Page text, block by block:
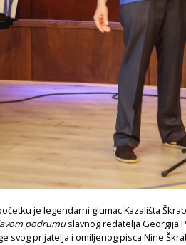
je legendarni glumac Kazališta
podrumuslavnog redatelja Georgija
svog prijatelja i omiljenog pisca Nine